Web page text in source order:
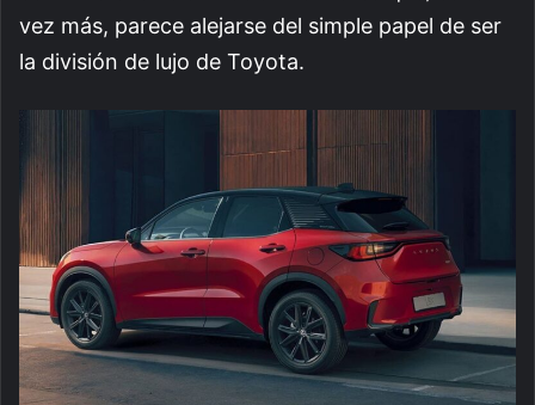
vez más, parece alejarse del simple papel de ser
la división de lujo de Toyota.